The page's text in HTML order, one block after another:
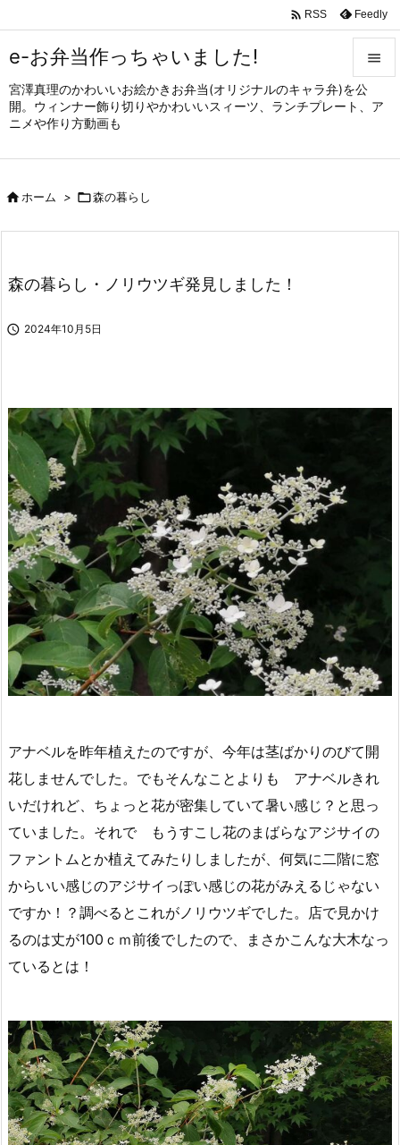
e-お弁当作っちゃいました!
宮澤真理のかわいいお絵かきお弁当(オリジナルのキャラ弁)を公
開。ウィンナー飾り切りやかわいいスィーツ、ランチプレート、ア
ニメや作り方動画も


メニュ
サイド

 RSS Feedly
ホーム > 森の暮らし
森の暮らし・ノリウツギ発見しました！
 2024年10月5日
アナベルを昨年植えたのですが、今年は茎ばかりのびて開
花しませんでした。でもそんなことよりも アナベルきれ
いだけれど、ちょっと花が密集していて暑い感じ？と思っ
ていました。それで もうすこし花のまばらなアジサイの
ファントムとか植えてみたりしましたが、何気に二階に窓
からいい感じのアジサイっぽい感じの花がみえるじゃない
ですか！？調べるとこれがノリウツギでした。店で見かけ
るのは丈が100ｃｍ前後でしたので、まさかこんな大木なっ
ているとは！